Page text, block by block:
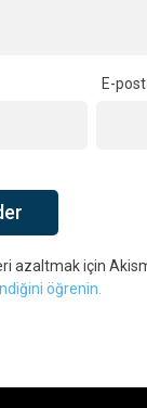
E-
azaltmak için
öğrenin.